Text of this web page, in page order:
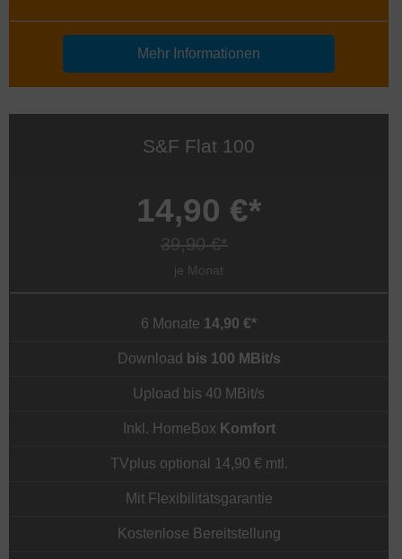
Mehr Informationen
S&F Flat 100
14,90 €*
39,90 €*
je Monat
6 Monate 14,90 €*
Download bis 100 MBit/s
Upload bis 40 MBit/s
Inkl. HomeBox Komfort
TVplus optional 14,90 € mtl.
Mit Flexibilitätsgarantie
Kostenlose Bereitstellung